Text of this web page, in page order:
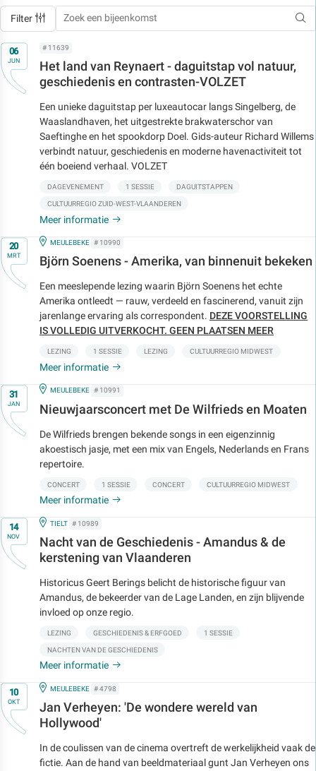
Filter
Op06
JUN
# 11639
Het land van Reynaert - daguitstap vol natuur,
geschiedenis en contrasten-VOLZET
Een unieke daguitstap per luxeautocar langs Singelberg, de
Waaslandhaven, het uitgestrekte brakwaterschor van
Saeftinghe en het spookdorp Doel. Gids-auteur Richard Willems
verbindt natuur, geschiedenis en moderne havenactiviteit tot
één boeiend verhaal. VOLZET
DAGEVENEMENT 1 SESSIE DAGUITSTAPPEN
CULTUURREGIO ZUID-WEST-VLAANDEREN
Meer informatie
Op20
MRT
IN
MEULEBEKE # 10990
Björn Soenens - Amerika, van binnenuit bekeken
Een meeslepende lezing waarin Björn Soenens het echte
Amerika ontleedt — rauw, verdeeld en fascinerend, vanuit zijn
jarenlange ervaring als correspondent. DEZE VOORSTELLING
IS VOLLEDIG UITVERKOCHT. GEEN PLAATSEN MEER
LEZING 1 SESSIE LEZING CULTUURREGIO MIDWEST
Meer informatie
Op31
JAN
IN
MEULEBEKE # 10991
Nieuwjaarsconcert met De Wilfrieds en Moaten
De Wilfrieds brengen bekende songs in een eigenzinnig
akoestisch jasje, met een mix van Engels, Nederlands en Frans
repertoire.
CONCERT 1 SESSIE CONCERT CULTUURREGIO MIDWEST
Meer informatie
Op14
NOV
IN
TIELT # 10989
Nacht van de Geschiedenis - Amandus & de
kerstening van Vlaanderen
Historicus Geert Berings belicht de historische figuur van
Amandus, de bekeerder van de Lage Landen, en zijn blijvende
invloed op onze regio.
LEZING GESCHIEDENIS & ERFGOED 1 SESSIE
NACHTEN VAN DE GESCHIEDENIS
Meer informatie
Op10
OKT
IN
MEULEBEKE # 4798
Jan Verheyen: 'De wondere wereld van
Hollywood'
In de coulissen van de cinema overtreft de werkelijkheid vaak de
fictie. Aan de hand van beeldmateriaal gunt Jan Verheyen ons